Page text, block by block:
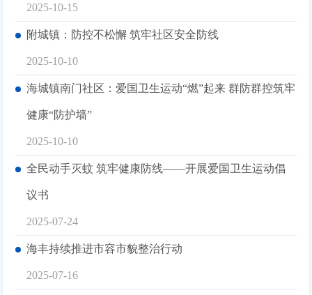
2025-10-15
附城镇：防控不松懈 筑牢社区安全防线
2025-10-10
海城镇南门社区：爱国卫生运动“燃”起来 群防群控筑牢
健康“防护墙”
2025-10-10
全民动手灭蚊 筑牢健康防线——开展爱国卫生运动倡
议书
2025-07-24
海丰持续推进市容市貌整治行动
2025-07-16